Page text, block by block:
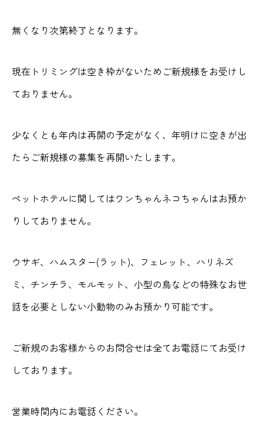
無くなり次第終了となります。
現在トリミングは空き枠がないためご新規様をお受けし
ておりません。
少なくとも年内は再開の予定がなく、年明けに空きが出
たらご新規様の募集を再開いたします。
ペットホテルに関してはワンちゃんネコちゃんはお預か
りしておりません。
ウサギ、ハムスター(ラット)、フェレット、ハリネズ
ミ、チンチラ、モルモット、小型の鳥などの特殊なお世
話を必要としない小動物のみお預かり可能です。
ご新規のお客様からのお問合せは全てお電話にてお受け
しております。
営業時間内にお電話ください。